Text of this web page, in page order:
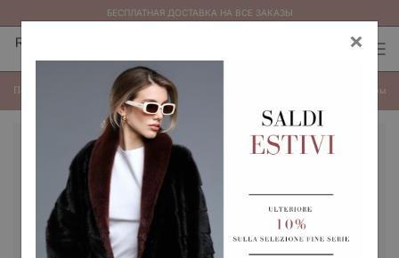
БЕСПЛАТНАЯ ДОСТАВКА НА ВСЕ ЗАКАЗЫ
Фильтры
×